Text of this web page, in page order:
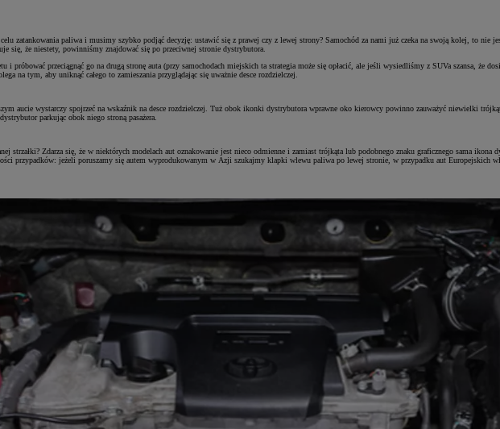
zatankowania paliwa i musimy szybko podjąć decyzję: ustawić się z prawej czy z lewej strony? Samochód za nami już czeka na swoją kolej, to
się, że niestety, powinniśmy znajdować się po przeciwnej stronie dystrybutora.
i próbować przeciągnąć go na drugą stronę auta (przy samochodach miejskich ta strategia może się opłacić, ale jeśli wysiedliśmy z SUVa szansa,
na tym, aby uniknąć całego to zamieszania przyglądając się uważnie desce rozdzielczej.
aucie wystarczy spojrzeć na wskaźnik na desce rozdzielczej. Tuż obok ikonki dystrybutora wprawne oko kierowcy powinno zauważyć niewielki
parkując obok niego stroną pasażera.
strzałki? Zdarza się, że w niektórych modelach aut oznakowanie jest nieco odmienne i zamiast trójkąta lub podobnego znaku graficznego sama ikona
przypadków: jeżeli poruszamy się autem wyprodukowanym w Azji szukajmy klapki wlewu paliwa po lewej stronie, w przypadku aut Europejskich